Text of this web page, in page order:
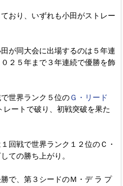
おり、いずれも小田がストレー
が同大会に出場するのは５年連
２５年まで３年連続で優勝を飾
世界ランク５位のＧ・リード
レートで破り、初戦突破を果た
回戦で世界ランク１２位のＣ・
ての勝ち上がり。
で、第３シードのＭ・デ ラ プ